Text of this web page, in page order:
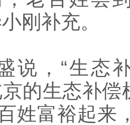
刚补充。
说，“生态
京的生态补
姓富裕起来